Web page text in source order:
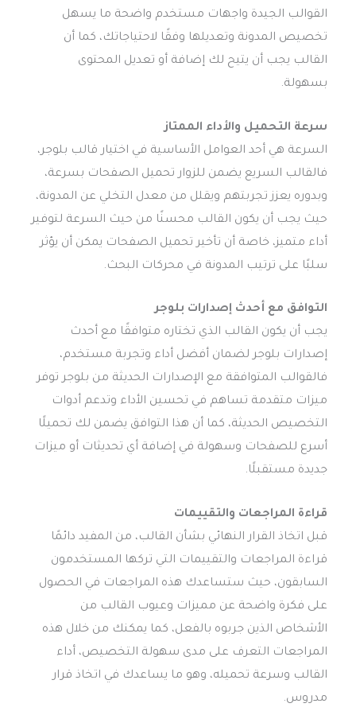
القوالب الجيدة واجهات مستخدم واضحة ما يسهل
تخصيص المدونة وتعديلها وفقًا لاحتياجاتك، كما أن
القالب يجب أن يتيح لك إضافة أو تعديل المحتوى
بسهولة.
سرعة التحميل والأداء الممتاز
السرعة هي أحد العوامل الأساسية في اختيار قالب بلوجر،
فالقالب السريع يضمن للزوار تحميل الصفحات بسرعة،
وبدوره يعزز تجربتهم ويقلل من معدل التخلي عن المدونة،
حيث يجب أن يكون القالب محسنًا من حيث السرعة لتوفير
أداء متميز، خاصة أن تأخير تحميل الصفحات يمكن أن يؤثر
سلبًا على ترتيب المدونة في محركات البحث.
التوافق مع أحدث إصدارات بلوجر
يجب أن يكون القالب الذي تختاره متوافقًا مع أحدث
إصدارات بلوجر لضمان أفضل أداء وتجربة مستخدم،
فالقوالب المتوافقة مع الإصدارات الحديثة من بلوجر توفر
ميزات متقدمة تساهم في تحسين الأداء وتدعم أدوات
التخصيص الحديثة، كما أن هذا التوافق يضمن لك تحميلًا
أسرع للصفحات وسهولة في إضافة أي تحديثات أو ميزات
جديدة مستقبلًا.
قراءة المراجعات والتقييمات
قبل اتخاذ القرار النهائي بشأن القالب، من المفيد دائمًا
قراءة المراجعات والتقييمات التي تركها المستخدمون
السابقون، حيث ستساعدك هذه المراجعات في الحصول
على فكرة واضحة عن مميزات وعيوب القالب من
الأشخاص الذين جربوه بالفعل، كما يمكنك من خلال هذه
المراجعات التعرف على مدى سهولة التخصيص، أداء
القالب وسرعة تحميله، وهو ما يساعدك في اتخاذ قرار
مدروس.